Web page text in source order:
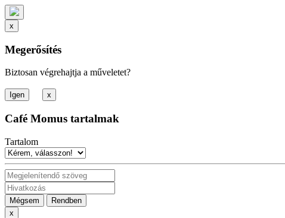
x
Megerősítés
Biztosan végrehajtja a műveletet?
x
Café Momus tartalmak
Tartalom
Mégsem
Rendben
x